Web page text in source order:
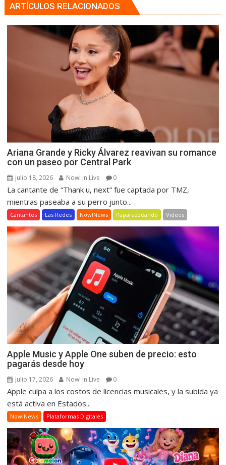
ARTÍCULOS RELACIONADOS
Ariana Grande y Ricky Álvarez reavivan su romance
con un paseo por Central Park
julio 18, 2026 Now! in Live 0
La cantante de “Thank u, next” fue captada por TMZ,
mientras paseaba a su perro junto...
Cantantes Las Redes Now!News Paparazzeando Videos
Apple Music y Apple One suben de precio: esto
pagarás desde hoy
julio 17, 2026 Now! in Live 0
Apple culpa a los costos de licencias musicales, y la subida ya
está activa en Estados...
Now!News Plataformas Digitales